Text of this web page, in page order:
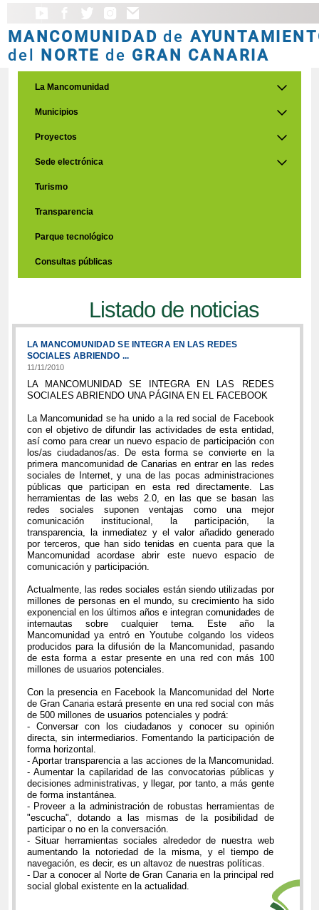
MANCOMUNIDAD de
del NORTE de GRAN CANARIA
La Mancomunidad
Municipios
Proyectos
Sede electrónica
Turismo
Transparencia
Parque tecnológico
Consultas públicas
Listado de noticias
LA MANCOMUNIDAD SE INTEGRA EN LAS REDES
SOCIALES ABRIENDO ...
11/11/2010
LA MANCOMUNIDAD SE INTEGRA EN LAS REDES
SOCIALES ABRIENDO UNA PÁGINA EN EL FACEBOOK
La Mancomunidad se ha unido a la red social de Facebook
con el objetivo de difundir las actividades de esta entidad,
así como para crear un nuevo espacio de participación con
los/as ciudadanos/as. De esta forma se convierte en la
primera mancomunidad de Canarias en entrar en las redes
sociales de Internet, y una de las pocas administraciones
públicas que participan en esta red directamente. Las
herramientas de las webs 2.0, en las que se basan las
redes sociales suponen ventajas como una mejor
comunicación institucional, la participación, la
transparencia, la inmediatez y el valor añadido generado
por terceros, que han sido tenidas en cuenta para que la
Mancomunidad acordase abrir este nuevo espacio de
comunicación y participación.
Actualmente, las redes sociales están siendo utilizadas por
millones de personas en el mundo, su crecimiento ha sido
exponencial en los últimos años e integran comunidades de
internautas sobre cualquier tema. Este año la
Mancomunidad ya entró en Youtube colgando los videos
producidos para la difusión de la Mancomunidad, pasando
de esta forma a estar presente en una red con más 100
millones de usuarios potenciales.
Con la presencia en Facebook la Mancomunidad del Norte
de Gran Canaria estará presente en una red social con más
de 500 millones de usuarios potenciales y podrá:
- Conversar con los ciudadanos y conocer su opinión
directa, sin intermediarios. Fomentando la participación de
forma horizontal.
- Aportar transparencia a las acciones de la Mancomunidad.
- Aumentar la capilaridad de las convocatorias públicas y
decisiones administrativas, y llegar, por tanto, a más gente
de forma instantánea.
- Proveer a la administración de robustas herramientas de
"escucha", dotando a las mismas de la posibilidad de
participar o no en la conversación.
- Situar herramientas sociales alrededor de nuestra web
aumentando la notoriedad de la misma, y el tiempo de
navegación, es decir, es un altavoz de nuestras políticas.
- Dar a conocer al Norte de Gran Canaria en la principal red
social global existente en la actualidad.